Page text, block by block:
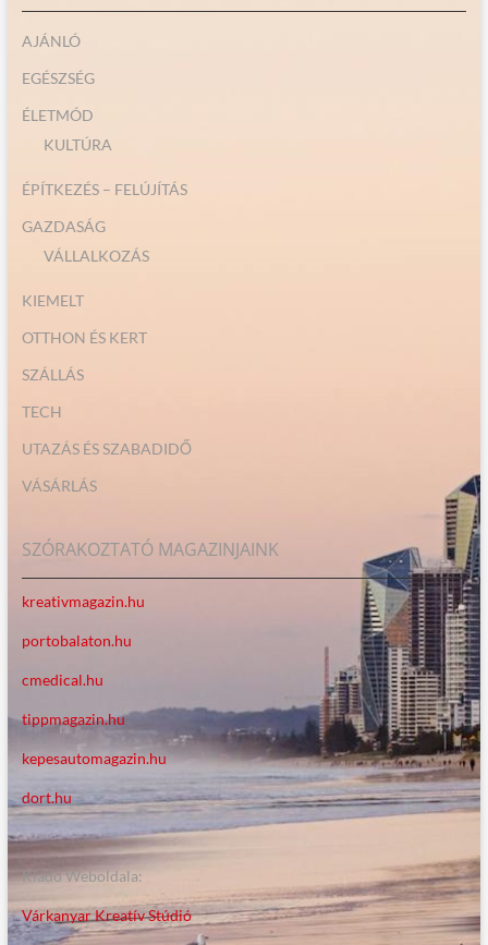
AJÁNLÓ
EGÉSZSÉG
ÉLETMÓD
KULTÚRA
ÉPÍTKEZÉS – FELÚJÍTÁS
GAZDASÁG
VÁLLALKOZÁS
KIEMELT
OTTHON ÉS KERT
SZÁLLÁS
TECH
UTAZÁS ÉS SZABADIDŐ
VÁSÁRLÁS
SZÓRAKOZTATÓ MAGAZINJAINK
kreativmagazin.hu
portobalaton.hu
cmedical.hu
tippmagazin.hu
kepesautomagazin.hu
dort.hu
Kiadó Weboldala:
Várkanyar Kreatív Stúdió